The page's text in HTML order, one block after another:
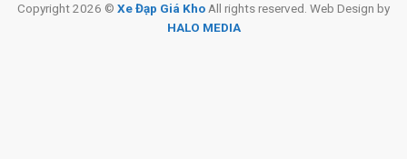
Copyright 2026 © Xe Đạp Giá Kho All rights reserved. Web Design by
HALO MEDIA